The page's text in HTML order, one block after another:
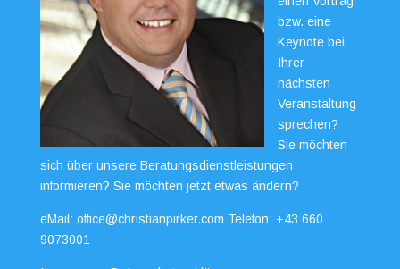
bzw. eine
Keynote bei
Ihrer
nächsten
Veranstaltung
sprechen?
Sie möchten
sich über unsere Beratungsdienstleistungen
informieren? Sie möchten jetzt etwas ändern?
eMail: office@christianpirker.com Telefon: +43 660
9073001